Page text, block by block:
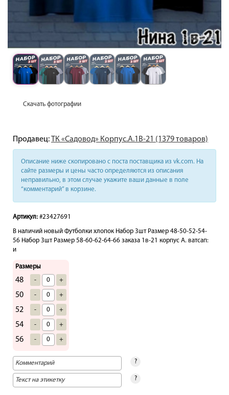
Скачать фотографии
Продавец:ТК «Садовод» Корпус.А.1В-21 (1379 товаров)
Описание ниже скопировано с поста поставщика из vk.com. На
сайте размеры и цены часто определяются из описания
неправильно, в этом случае укажите ваши данные в поле
“комментарий” в корзине.
Артикул: #23427691
В наличий новый Футболки хлопок Набор 3шт Размер 48-50-52-54-
56 Набор 3шт Размер 58-60-62-64-66 заказа 1в-21 корпус А. ватсап:
и
Размеры
48 - +
50 - +
52 - +
54 - +
56 - +
?
?